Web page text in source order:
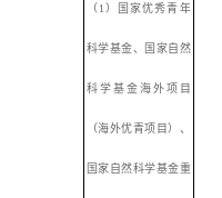
（ 1）国家优秀青年
科学基金、国家自然
科学基金海外项目
（海外优青项目）、
国家自然科学基金重